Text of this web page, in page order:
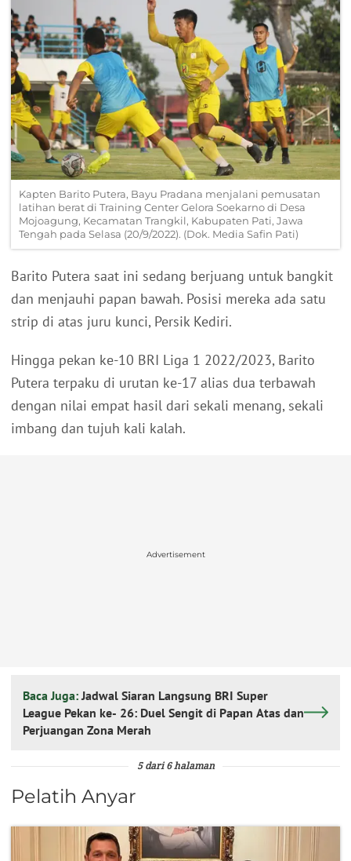
Kapten Barito Putera, Bayu Pradana menjalani pemusatan
latihan berat di Training Center Gelora Soekarno di Desa
Mojoagung, Kecamatan Trangkil, Kabupaten Pati, Jawa
Tengah pada Selasa (20/9/2022). (Dok. Media Safin Pati)
Barito Putera saat ini sedang berjuang untuk bangkit
dan menjauhi papan bawah. Posisi mereka ada satu
strip di atas juru kunci, Persik Kediri.
Hingga pekan ke-10 BRI Liga 1 2022/2023, Barito
Putera terpaku di urutan ke-17 alias dua terbawah
dengan nilai empat hasil dari sekali menang, sekali
imbang dan tujuh kali kalah.
Advertisement
Baca Juga: Jadwal Siaran Langsung BRI Super
League Pekan ke- 26: Duel Sengit di Papan Atas dan
Perjuangan Zona Merah
5 dari 6 halaman
Pelatih Anyar